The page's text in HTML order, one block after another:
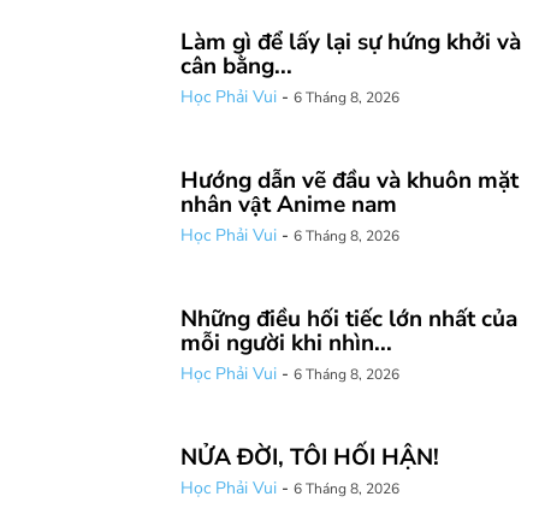
Làm gì để lấy lại sự hứng khởi và
cân bằng...
Học Phải Vui - 6 Tháng 8, 2026
Hướng dẫn vẽ đầu và khuôn mặt
nhân vật Anime nam
Học Phải Vui - 6 Tháng 8, 2026
Những điều hối tiếc lớn nhất của
mỗi người khi nhìn...
Học Phải Vui - 6 Tháng 8, 2026
NỬA ĐỜI, TÔI HỐI HẬN!
Học Phải Vui - 6 Tháng 8, 2026